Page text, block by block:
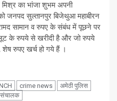
का भांजा शुभम अपनी
जनपद सुल्तानपुर बिजेथुआ महाबीरन
सामान व रुपए के संबंध में पूछने पर
लूट के रुपये से खरीदी है और जो रुपये
रुपए खर्च हो गये हैं ।
crime news
अमेठी पुलिस
संचालक